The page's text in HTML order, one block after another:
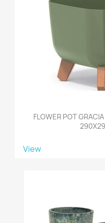
FLOWER POT
View